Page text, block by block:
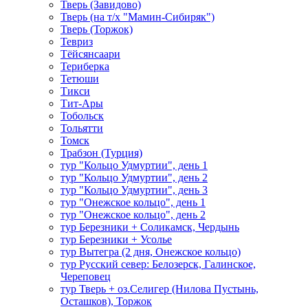
Тверь (Завидово)
Тверь (на т/х "Мамин-Сибиряк")
Тверь (Торжок)
Тевриз
Тёйсянсаари
Териберка
Тетюши
Тикси
Тит-Ары
Тобольск
Тольятти
Томск
Трабзон (Турция)
тур "Кольцо Удмуртии", день 1
тур "Кольцо Удмуртии", день 2
тур "Кольцо Удмуртии", день 3
тур "Онежское кольцо", день 1
тур "Онежское кольцо", день 2
тур Березники + Соликамск, Чердынь
тур Березники + Усолье
тур Вытегра (2 дня, Онежское кольцо)
тур Русский север: Белозерск, Галинское,
Череповец
тур Тверь + оз.Селигер (Нилова Пустынь,
Осташков), Торжок